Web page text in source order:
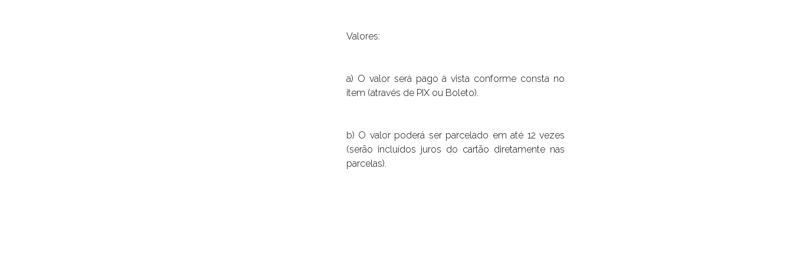
Valores:
a) O valor será pago à vista conforme consta no
item (através de PIX ou Boleto).
b) O valor poderá ser parcelado em até 12 vezes
(serão incluídos juros do cartão diretamente nas
parcelas).